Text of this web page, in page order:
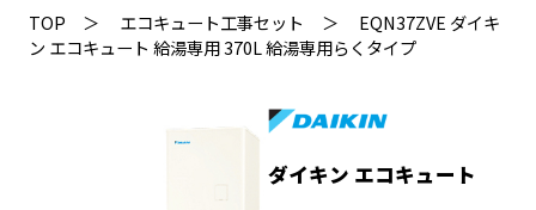
TOP エコキュート工事セット
EQN37ZVE ダイキ
ン エコキュート 給湯専用 370L 給湯専用らくタイプ
ダイキン エコキュート